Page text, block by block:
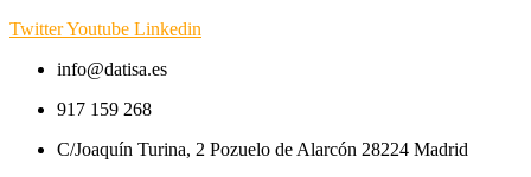
TwitterYoutube Linkedin
info@datisa.es
917 159 268
C/Joaquín Turina, 2 Pozuelo de Alarcón 28224 Madrid